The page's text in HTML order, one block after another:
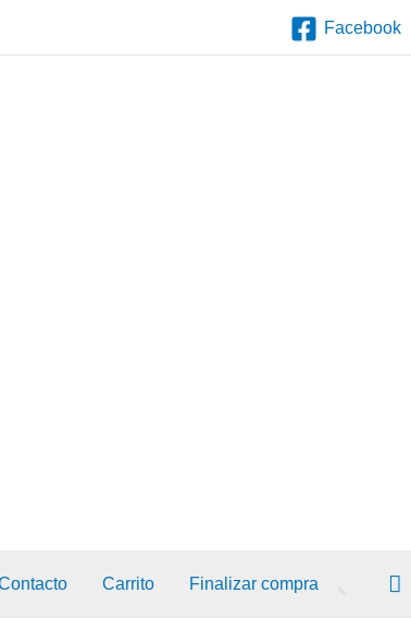
Facebook
Carrito Finalizar compra